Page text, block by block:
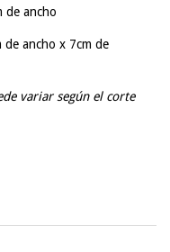
de ancho
de ancho x 7cm de
variar según el corte